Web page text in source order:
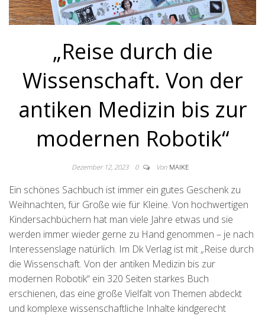
„Reise durch die
Wissenschaft. Von der
antiken Medizin bis zur
modernen Robotik“
Dezember 12, 2023 0 Von MAIKE
Ein schönes Sachbuch ist immer ein gutes Geschenk zu
Weihnachten, für Große wie für Kleine. Von hochwertigen
Kindersachbüchern hat man viele Jahre etwas und sie
werden immer wieder gerne zu Hand genommen – je nach
Interessenslage natürlich. Im Dk Verlag ist mit „Reise durch
die Wissenschaft. Von der antiken Medizin bis zur
modernen Robotik“ ein 320 Seiten starkes Buch
erschienen, das eine große Vielfalt von Themen abdeckt
und komplexe wissenschaftliche Inhalte kindgerecht